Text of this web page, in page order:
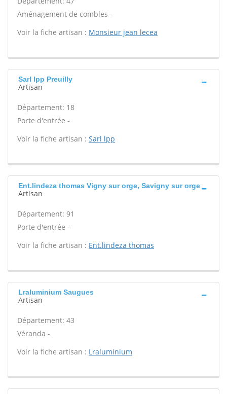
Aménagement de combles -
Voir la fiche artisan : Monsieur jean lecea
Sarl lpp Preuilly
Artisan
Département: 18
Porte d'entrée -
Voir la fiche artisan : Sarl lpp
Ent.lindeza thomas Vigny sur orge, Savigny sur orge
Artisan
Département: 91
Porte d'entrée -
Voir la fiche artisan : Ent.lindeza thomas
Lraluminium Saugues
Artisan
Département: 43
Véranda -
Voir la fiche artisan : Lraluminium